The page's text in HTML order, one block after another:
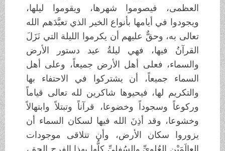
العظمى، فيصوموا شهرها، ويقوموا ليلها،
ويجودوا في أيامها بأنواع الخير الذي تعبَّدَهم الله
تعالى به، وحقٌّ عليهم أن يكرموا الليلة التي نَزَلَ
القرآنُ فيها، فهي ليلةُ عيد دستور الأرض
والسماء، فعلى أهل الأرض جميعاً، وعلى أهل
السماء جميعاً، أن يشتركوا في الاحتفاء بها
والتكريم لها، فيحيوها شاكرين لله تعالى قياماً
وركوعاً وسجوداً وخضوعا، قرآناً وتبتلاً وابتهالاً
وخشوعا، وقد أذِنَ الله فيها لسكان السماء أن
يزوروا سكان الأرض، وأن تتلاقى موجودات
العالَمَيْن العُلويِّ والسُفليِّ كلُّها بهذا الفرح الحق،